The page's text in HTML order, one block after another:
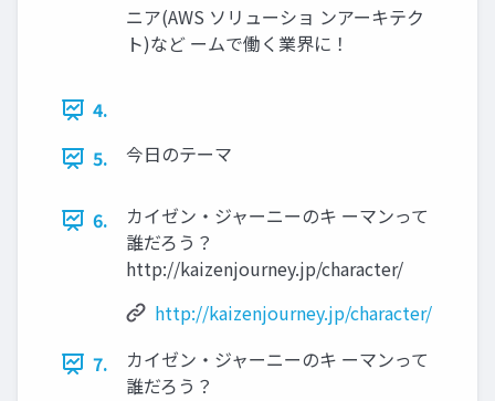
ニア(AWS ソリューショ ンアーキテク
ト)など ームで働く業界に！
4.
5.
今日のテーマ
6.
カイゼン・ジャーニーのキ ーマンって
誰だろう？
http://kaizenjourney.jp/character/
http://kaizenjourney.jp/character/
7.
カイゼン・ジャーニーのキ ーマンって
誰だろう？